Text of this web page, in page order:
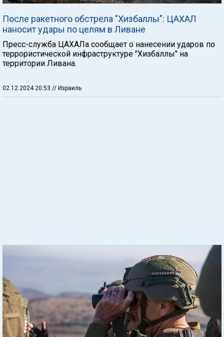
После ракетного обстрела "Хизбаллы": ЦАХАЛ
наносит удары по целям в Ливане
Пресс-служба ЦАХАЛа сообщает о нанесении ударов по
террористической инфраструктуре "Хизбаллы" на
территории Ливана.
02.12.2024 20:53 // Израиль